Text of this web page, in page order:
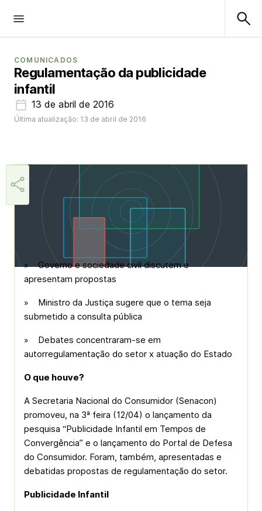
COMUNICADOS
Regulamentação da publicidade
infantil
13 de abril de 2016
Última atualização: 13 de abril de 2016
» Governo e sociedade civil discutem e
apresentam propostas
» Ministro da Justiça sugere que o tema seja
submetido a consulta pública
» Debates concentraram-se em
autorregulamentação do setor x atuação do Estado
O que houve?
A Secretaria Nacional do Consumidor (Senacon)
promoveu, na 3ª feira (12/04) o lançamento da
pesquisa “Publicidade Infantil em Tempos de
Convergência” e o lançamento do Portal de Defesa
do Consumidor. Foram, também, apresentadas e
debatidas propostas de regulamentação do setor.
Publicidade Infantil